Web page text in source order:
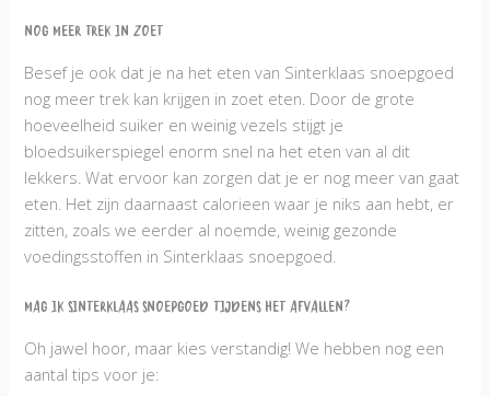
Nog meer trek in zoet
Besef je ook dat je na het eten van Sinterklaas snoepgoed
nog meer trek kan krijgen in zoet eten. Door de grote
hoeveelheid suiker en weinig vezels stijgt je
bloedsuikerspiegel enorm snel na het eten van al dit
lekkers. Wat ervoor kan zorgen dat je er nog meer van gaat
eten. Het zijn daarnaast calorieen waar je niks aan hebt, er
zitten, zoals we eerder al noemde, weinig gezonde
voedingsstoffen in Sinterklaas snoepgoed.
Mag ik Sinterklaas snoepgoed tijdens het afvallen?
Oh jawel hoor, maar kies verstandig! We hebben nog een
aantal tips voor je: